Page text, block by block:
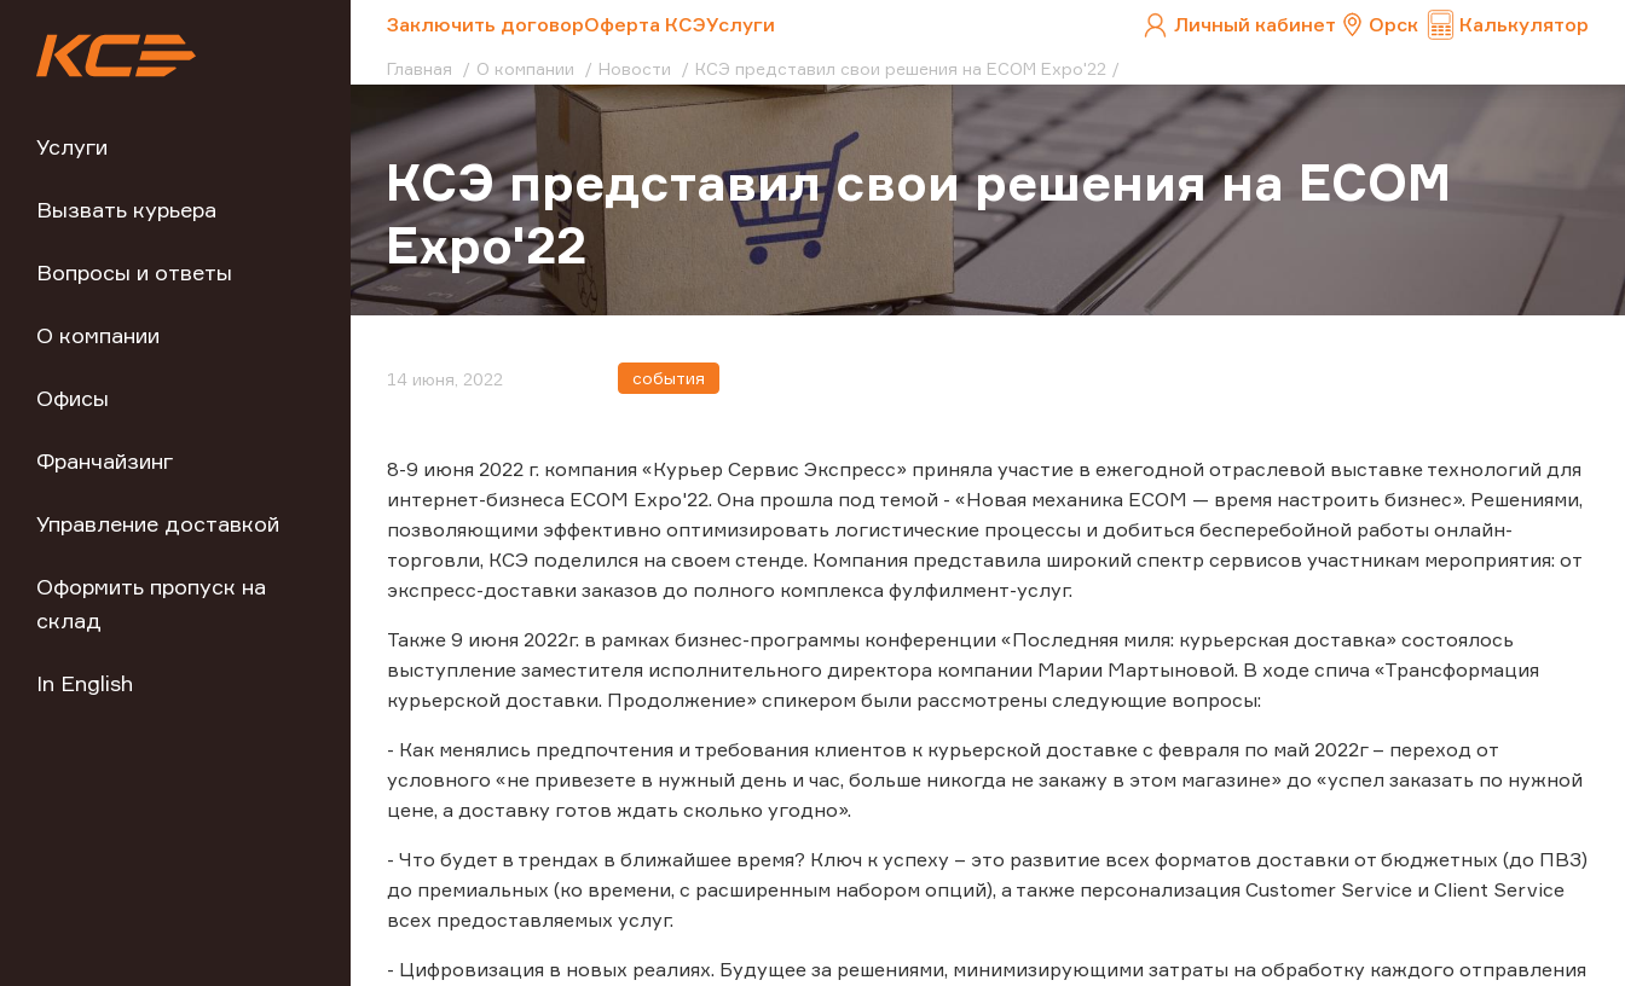
Услуги
Вызвать курьера
Вопросы и ответы
О компании
Офисы
Франчайзинг
Управление доставкой
Оформить пропуск на
склад
In English
Заключить договорОферта КСЭУслуги Личный кабинет Орск Калькулятор
Главная О компании Новости КСЭ представил свои решения на ECOM Expo'22
КСЭ представил свои решения на ECOM
Expo'22
14 июня, 2022 события
8-9 июня 2022 г. компания «Курьер Сервис Экспресс» приняла участие в ежегодной отраслевой выставке технологий для
интернет-бизнеса ECOM Expo'22. Она прошла под темой - «Новая механика ECOM — время настроить бизнес». Решениями,
позволяющими эффективно оптимизировать логистические процессы и добиться бесперебойной работы онлайн-
торговли, КСЭ поделился на своем стенде. Компания представила широкий спектр сервисов участникам мероприятия: от
экспресс-доставки заказов до полного комплекса фулфилмент-услуг.
Также 9 июня 2022г. в рамках бизнес-программы конференции «Последняя миля: курьерская доставка» состоялось
выступление заместителя исполнительного директора компании Марии Мартыновой. В ходе спича «Трансформация
курьерской доставки. Продолжение» спикером были рассмотрены следующие вопросы:
- Как менялись предпочтения и требования клиентов к курьерской доставке с февраля по май 2022г – переход от
условного «не привезете в нужный день и час, больше никогда не закажу в этом магазине» до «успел заказать по нужной
цене, а доставку готов ждать сколько угодно».
- Что будет в трендах в ближайшее время? Ключ к успеху – это развитие всех форматов доставки от бюджетных (до ПВЗ)
до премиальных (ко времени, с расширенным набором опций), а также персонализация Customer Service и Client Service
всех предоставляемых услуг.
- Цифровизация в новых реалиях. Будущее за решениями, минимизирующими затраты на обработку каждого отправления